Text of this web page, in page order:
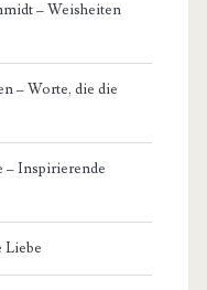
– Weisheiten
– Worte, die die
– Inspirierende
Liebe